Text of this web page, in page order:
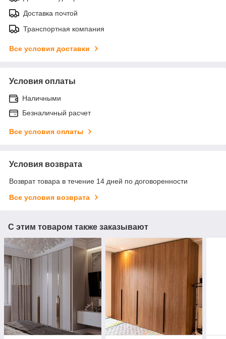
Доставка почтой
Транспортная компания
Все условия доставки
Условия оплаты
Наличными
Безналичный расчет
Все условия оплаты
Условия возврата
Возврат товара в течение 14 дней по договоренности
Все условия возврата
С этим товаром также заказывают